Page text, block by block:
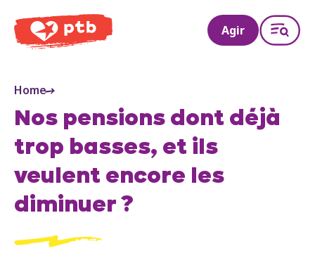
PTB
Agir
Home
Nos pensions dont déjà
trop basses, et ils
veulent encore les
diminuer ?